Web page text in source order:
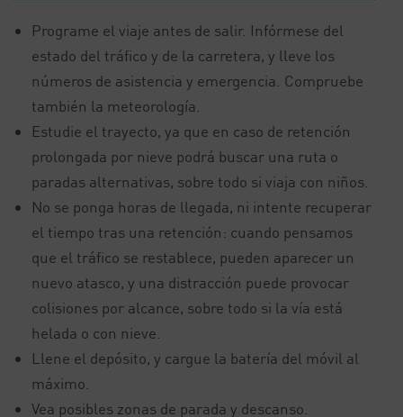
Programe el viaje antes de salir. Infórmese del
estado del tráfico y de la carretera, y lleve los
números de asistencia y emergencia. Compruebe
también la meteorología.
Estudie el trayecto, ya que en caso de retención
prolongada por nieve podrá buscar una ruta o
paradas alternativas, sobre todo si viaja con niños.
No se ponga horas de llegada, ni intente recuperar
el tiempo tras una retención: cuando pensamos
que el tráfico se restablece, pueden aparecer un
nuevo atasco, y una distracción puede provocar
colisiones por alcance, sobre todo si la vía está
helada o con nieve.
Llene el depósito, y cargue la batería del móvil al
máximo.
Vea posibles zonas de parada y descanso.